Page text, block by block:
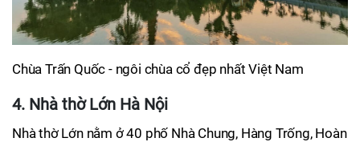
Chùa Trấn Quốc - ngôi chùa cổ đẹp nhất Việt Nam
4. Nhà thờ Lớn Hà Nội
Nhà thờ Lớn nằm ở 40 phố Nhà Chung, Hàng Trống, Hoàn